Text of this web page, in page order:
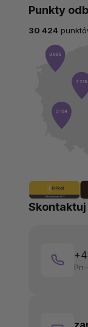
Skontaktuj
Punkty
30 424